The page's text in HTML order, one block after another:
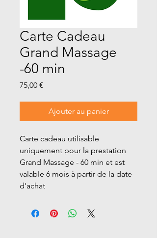
Carte Cadeau
Grand Massage
-60 min
75,00 €
Ajouter au panier
Carte cadeau utilisable
uniquement pour la prestation
Grand Massage - 60 min et est
valable 6 mois à partir de la date
d'achat